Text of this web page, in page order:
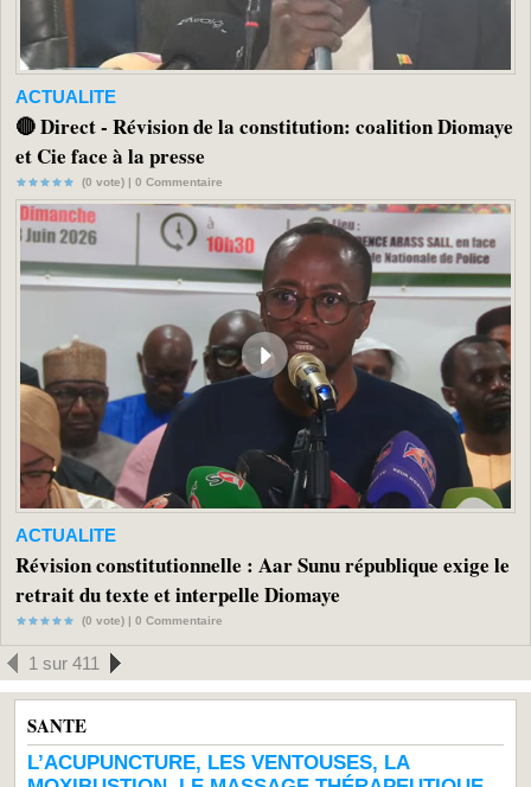
ACTUALITE
🔴 Direct - Révision de la constitution: coalition Diomaye
et Cie face à la presse
(0 vote) | 0 Commentaire
ACTUALITE
Révision constitutionnelle : Aar Sunu république exige le
retrait du texte et interpelle Diomaye
(0 vote) | 0 Commentaire
1 sur 411
SANTE
L’ACUPUNCTURE, LES VENTOUSES, LA